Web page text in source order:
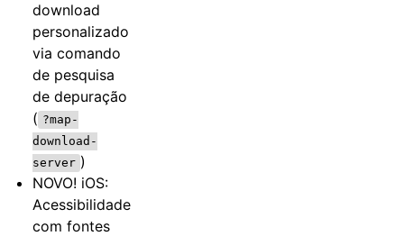
download
personalizado
via comando
de pesquisa
de depuração
( ?map-
download-
server )
NOVO! iOS:
Acessibilidade
com fontes